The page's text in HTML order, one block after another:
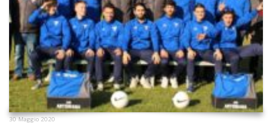
30 Maggio 2020